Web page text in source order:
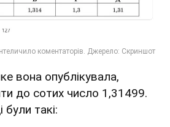
вона опублікувала,
до сотих число 1,31499.
були такі: